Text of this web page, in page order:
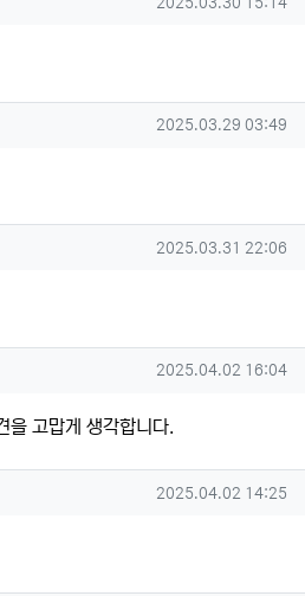
작성일
2025.03.29 03:49
작성일
2025.03.31 22:06
작성일
2025.04.02 16:04
을 고맙게 생각합니다.
작성일
2025.04.02 14:25